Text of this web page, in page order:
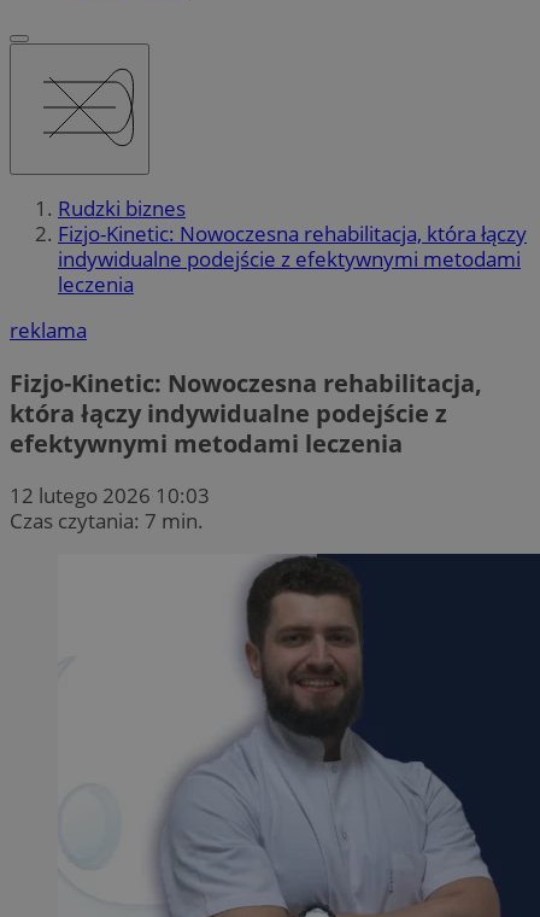
Rudzki biznes
Fizjo-Kinetic: Nowoczesna rehabilitacja, która łączy
indywidualne podejście z efektywnymi metodami
leczenia
reklama
Fizjo-Kinetic: Nowoczesna rehabilitacja,
która łączy indywidualne podejście z
efektywnymi metodami leczenia
12 lutego 2026 10:03
Czas czytania: 7 min.